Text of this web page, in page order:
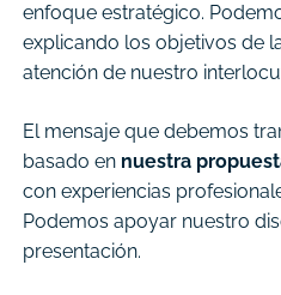
enfoque estratégico.
explicando los objetivos de
atención de nuestro
El mensaje que debemos
basado en nuestra
con experiencias
Podemos apoyar nuestro
presentación.